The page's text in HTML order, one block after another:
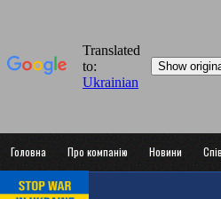
Головна Про компанію Новини